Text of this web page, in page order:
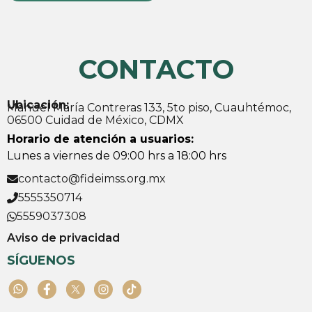
CONTACTO
Ubicación:
Manuel María Contreras 133, 5to piso, Cuauhtémoc,
06500 Cuidad de México, CDMX
Horario de atención a usuarios:
Lunes a viernes de 09:00 hrs a 18:00 hrs
contacto@fideimss.org.mx
5555350714
5559037308
Aviso de privacidad
SÍGUENOS